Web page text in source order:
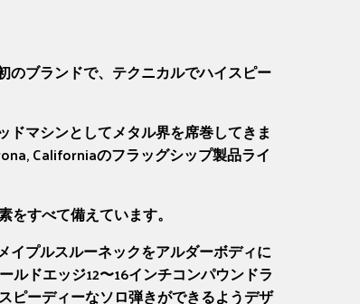
のブランドで、テクニカルでハイスピー
マシンとしてメタル界を席巻してきま
Californiaのフラッグシップ製品ライ
すべて備えています。
プルスルーネックをアルダーボディに
ドエッジ12〜16インチコンパウンドラ
ピーディーなソロ弾きができるようデザ